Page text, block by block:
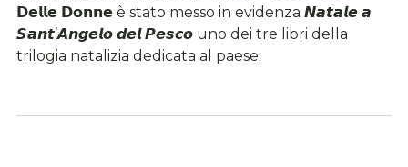
𝗗𝗲𝗹𝗹𝗲 𝗗𝗼𝗻𝗻𝗲 è stato messo in evidenza 𝙉𝙖𝙩𝙖𝙡𝙚 𝙖
𝙎𝙖𝙣𝙩’𝘼𝙣𝙜𝙚𝙡𝙤 𝙙𝙚𝙡 𝙋𝙚𝙨𝙘𝙤 uno dei tre libri della
trilogia natalizia dedicata al paese.